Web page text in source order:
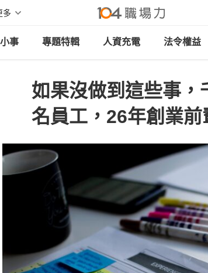
多
事 專題特輯 人資充電 法令權益
如果沒做到這些事，
名員工，26年創業